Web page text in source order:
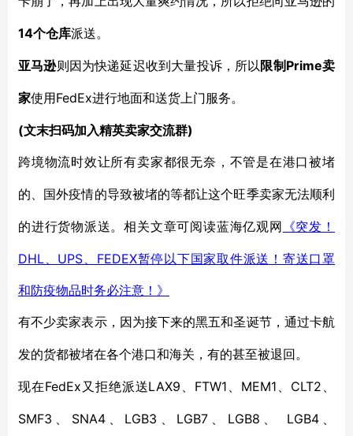
14个仓库派送。
亚马逊则因为快递延迟收到大量投诉，所以 限制 Prime卖
家使用 FedEx进行地面和送货上门服务。
(文末扫码加入精英卖家交流群)
跨境物流时效让所有卖家都很无奈，不管是在港口被堵
的、国外疫情的导致被堵的等都让这个旺季卖家无法顺利
的进行货物派送。相关文章可阅读蓝海亿观网 《突发！
DHL、UPS、FEDEX暂停以下国家取件派送！寄送口罩
和防疫物品时务必注意！》
有不少卖家表示，因为接下来的黑五和圣诞节，通过卡航
发的货都被堵在各个港口和海关，有的甚至被退回。
现在FedEx又拒绝派送LAX9、FTW1、MEM1、CLT2、
SMF3、SNA4、LGB3、LGB7、LGB8、 LGB4、